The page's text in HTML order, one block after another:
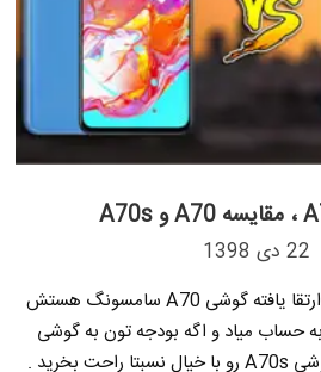
22 دی 1398
گوشی A70s در واقع نسخه ارتقا یافته گوشی A70 سامسونگ هستش
حساب میاد و اگه بودجه تون به گوشی
پرچم دار نمیرسه ، میتونید گوشی A70s رو با خیال نسبتا راحت بخرید .